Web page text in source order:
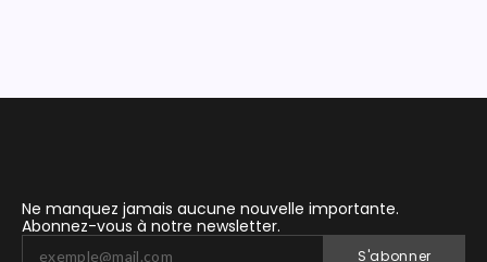
Ne manquez jamais aucune nouvelle importante.
Abonnez-vous à notre newsletter.
S'abonner